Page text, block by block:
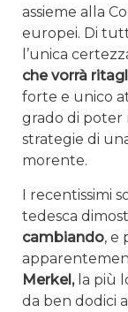
assieme alla
europei. Di
l’unica
che vorrà
forte e unico
grado di poter
strategie di
morente.
I recentissimi
tedesca
cambiando, e
Merkel,la più
da ben dodici